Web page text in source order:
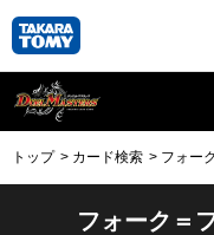
トップ カード検索 フォー
フォーク＝